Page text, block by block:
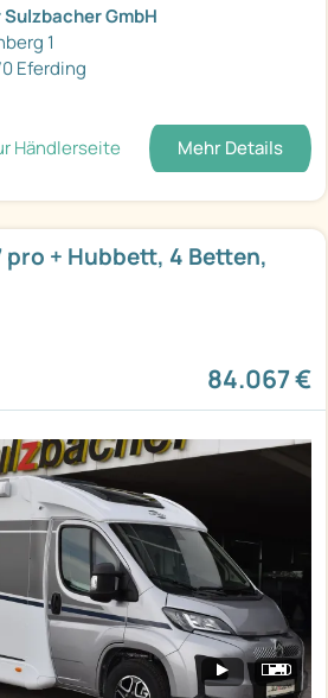
Sulzbacher GmbH
1
Eferding
Händlerseite Mehr Details
pro + Hubbett, 4 Betten,
84.067 €